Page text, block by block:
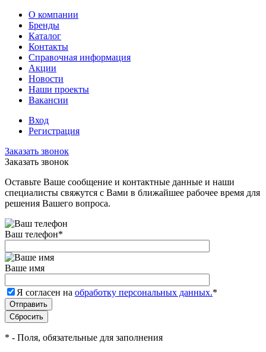
О компании
Бренды
Каталог
Контакты
Справочная информация
Акции
Новости
Наши проекты
Вакансии
Вход
Регистрация
Заказать звонок
Заказать звонок
Оставьте Ваше сообщение и контактные данные и наши
специалисты свяжутся с Вами в ближайшее рабочее время для
решения Вашего вопроса.
Ваш телефон*
Ваше имя
Я согласен на обработку персональных данных.*
* - Поля, обязательные для заполнения